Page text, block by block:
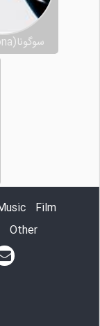
سوگونا(soogoona)
Film
Other